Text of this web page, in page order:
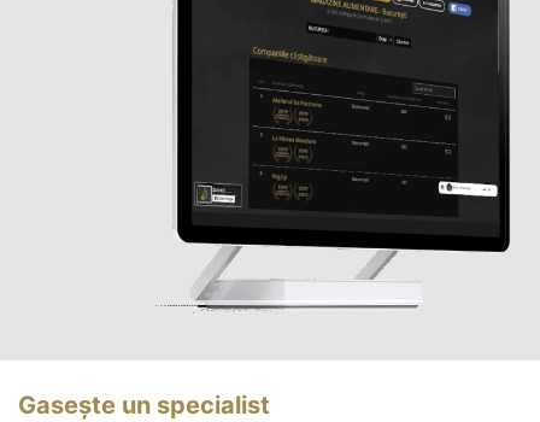
Gasește un specialist